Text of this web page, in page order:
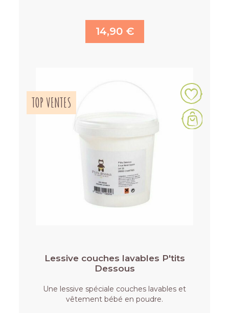
14,90 €
TOP VENTES
Lessive couches lavables P'tits
Dessous
Une lessive spéciale couches lavables et
vêtement bébé en poudre.